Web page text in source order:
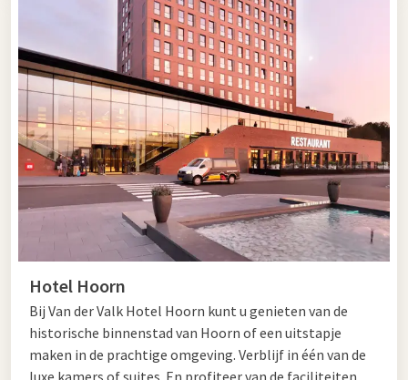
Hotel Hoorn
Bij Van der Valk Hotel Hoorn kunt u genieten van de
historische binnenstad van Hoorn of een uitstapje
maken in de prachtige omgeving. Verblijf in één van de
luxe kamers of suites. En profiteer van de faciliteiten